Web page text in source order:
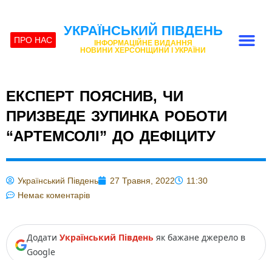
ПРО НАС
УКРАЇНСЬКИЙ ПІВДЕНЬ
ІНФОРМАЦІЙНЕ ВИДАННЯ
НОВИНИ ХЕРСОНЩИНИ І УКРАЇНИ
ЕКСПЕРТ ПОЯСНИВ, ЧИ
ПРИЗВЕДЕ ЗУПИНКА РОБОТИ
“АРТЕМСОЛІ” ДО ДЕФІЦИТУ
Український Південь 27 Травня, 2022
11:30
Немає коментарів
Додати Український Південь як бажане джерело в
Google